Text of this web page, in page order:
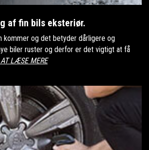
af fin bils eksteriør.
kommer og det betyder dårligere og
biler ruster og derfor er det vigtigt at få
LÆSE MERE